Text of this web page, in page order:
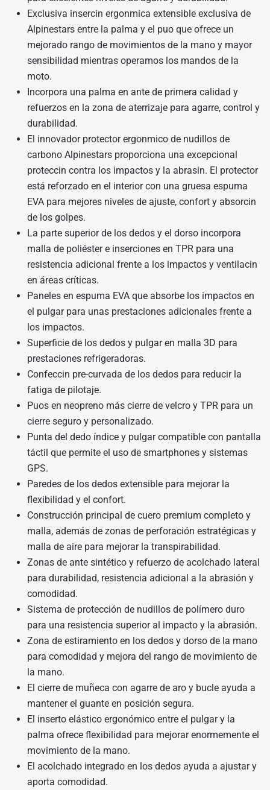
Exclusiva insercin ergonmica extensible exclusiva de
Alpinestars entre la palma y el puo que ofrece un
mejorado rango de movimientos de la mano y mayor
sensibilidad mientras operamos los mandos de la
moto.
Incorpora una palma en ante de primera calidad y
refuerzos en la zona de aterrizaje para agarre, control y
durabilidad.
El innovador protector ergonmico de nudillos de
carbono Alpinestars proporciona una excepcional
proteccin contra los impactos y la abrasin. El protector
está reforzado en el interior con una gruesa espuma
EVA para mejores niveles de ajuste, confort y absorcin
de los golpes.
La parte superior de los dedos y el dorso incorpora
malla de poliéster e inserciones en TPR para una
resistencia adicional frente a los impactos y ventilacin
en áreas críticas.
Paneles en espuma EVA que absorbe los impactos en
el pulgar para unas prestaciones adicionales frente a
los impactos.
Superficie de los dedos y pulgar en malla 3D para
prestaciones refrigeradoras.
Confeccin pre-curvada de los dedos para reducir la
fatiga de pilotaje.
Puos en neopreno más cierre de velcro y TPR para un
cierre seguro y personalizado.
Punta del dedo índice y pulgar compatible con pantalla
táctil que permite el uso de smartphones y sistemas
GPS.
Paredes de los dedos extensible para mejorar la
flexibilidad y el confort.
Construcción principal de cuero premium completo y
malla, además de zonas de perforación estratégicas y
malla de aire para mejorar la transpirabilidad.
Zonas de ante sintético y refuerzo de acolchado lateral
para durabilidad, resistencia adicional a la abrasión y
comodidad.
Sistema de protección de nudillos de polímero duro
para una resistencia superior al impacto y la abrasión.
Zona de estiramiento en los dedos y dorso de la mano
para comodidad y mejora del rango de movimiento de
la mano.
El cierre de muñeca con agarre de aro y bucle ayuda a
mantener el guante en posición segura.
El inserto elástico ergonómico entre el pulgar y la
palma ofrece flexibilidad para mejorar enormemente el
movimiento de la mano.
El acolchado integrado en los dedos ayuda a ajustar y
aporta comodidad.